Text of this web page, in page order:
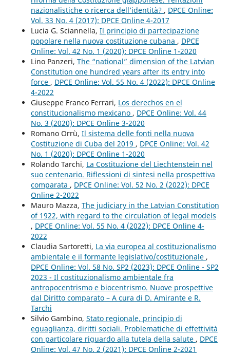
nazionalistiche o ricerca dell’identità? , DPCE Online:
Vol. 33 No. 4 (2017): DPCE Online 4-2017
Lucia G. Sciannella, Il principio di partecipazione
popolare nella nuova costituzione cubana , DPCE
Online: Vol. 42 No. 1 (2020): DPCE Online 1-2020
Lino Panzeri, The “national” dimension of the Latvian
Constitution one hundred years after its entry into
force , DPCE Online: Vol. 55 No. 4 (2022): DPCE Online
4-2022
Giuseppe Franco Ferrari, Los derechos en el
constitucionalismo mexicano , DPCE Online: Vol. 44
No. 3 (2020): DPCE Online 3-2020
Romano Orrù, Il sistema delle fonti nella nuova
Costituzione di Cuba del 2019 , DPCE Online: Vol. 42
No. 1 (2020): DPCE Online 1-2020
Rolando Tarchi, La Costituzione del Liechtenstein nel
suo centenario. Riflessioni di sintesi nella prospettiva
comparata , DPCE Online: Vol. 52 No. 2 (2022): DPCE
Online 2-2022
Mauro Mazza, The judiciary in the Latvian Constitution
of 1922, with regard to the circulation of legal models
, DPCE Online: Vol. 55 No. 4 (2022): DPCE Online 4-
2022
Claudia Sartoretti, La via europea al costituzionalismo
ambientale e il formante legislativo/costituzionale ,
DPCE Online: Vol. 58 No. SP2 (2023): DPCE Online - SP2
2023 - Il costituzionalismo ambientale fra
antropocentrismo e biocentrismo. Nuove prospettive
dal Diritto comparato – A cura di D. Amirante e R.
Tarchi
Silvio Gambino, Stato regionale, principio di
eguaglianza, diritti sociali. Problematiche di effettività
con particolare riguardo alla tutela della salute , DPCE
Online: Vol. 47 No. 2 (2021): DPCE Online 2-2021